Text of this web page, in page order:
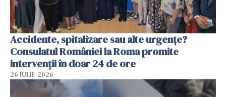
Accidente, spitalizare sau alte urgențe?
Consulatul României la Roma promite
intervenții în doar 24 de ore
26 IULIE 2026